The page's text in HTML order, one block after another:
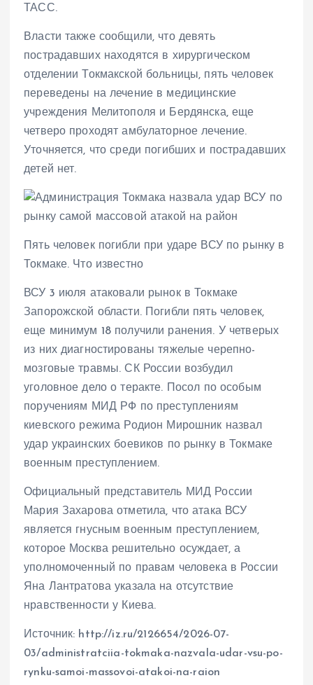
ТАСС.
Власти также сообщили, что девять
пострадавших находятся в хирургическом
отделении Токмакской больницы, пять человек
переведены на лечение в медицинские
учреждения Мелитополя и Бердянска, еще
четверо проходят амбулаторное лечение.
Уточняется, что среди погибших и пострадавших
детей нет.
Пять человек погибли при ударе ВСУ по рынку в
Токмаке. Что известно
ВСУ 3 июля атаковали рынок в Токмаке
Запорожской области. Погибли пять человек,
еще минимум 18 получили ранения. У четверых
из них диагностированы тяжелые черепно-
мозговые травмы. СК России возбудил
уголовное дело о теракте. Посол по особым
поручениям МИД РФ по преступлениям
киевского режима Родион Мирошник назвал
удар украинских боевиков по рынку в Токмаке
военным преступлением.
Официальный представитель МИД России
Мария Захарова отметила, что атака ВСУ
является гнусным военным преступлением,
которое Москва решительно осуждает, а
уполномоченный по правам человека в России
Яна Лантратова указала на отсутствие
нравственности у Киева.
Источник: http://iz.ru/2126654/2026-07-
03/administratciia-tokmaka-nazvala-udar-vsu-po-
rynku-samoi-massovoi-atakoi-na-raion